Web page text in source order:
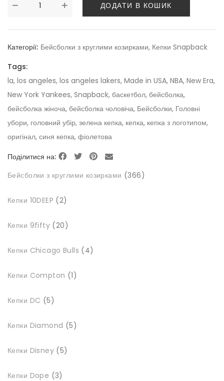
ДОДАТИ В КОШИК
Категорії: Бейсболки з круглими козирками, Кепки Snapback
Tags:
la, los angeles, los angeles lakers, Made in USA, NBA, New Era,
New York Yankees, Snapback, баскетбол, бейсболка,
бейсболка жіноча, бейсболка чоловіча, Бейсболки, Головні
убори, головний убір, зелена кепка, кепка, кепка з логотипом,
оригінал, синя кепка, фіолетова
Поділитися на:
Бейсболки з круглими козирками
366366
Кепки 10DEEP
2товари
Кепки 9fifty 20товарів
Кепки Chicago Bulls 4товари
Кепки Compton 1товар
Кепки DC 5товарів
Кепки Diamond 5товарів
Кепки Disney 5товарів
Кепки Dope 3